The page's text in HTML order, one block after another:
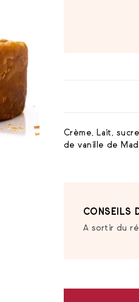
Crème, Lait,
de vanille de
CONSEILS
A sortir du